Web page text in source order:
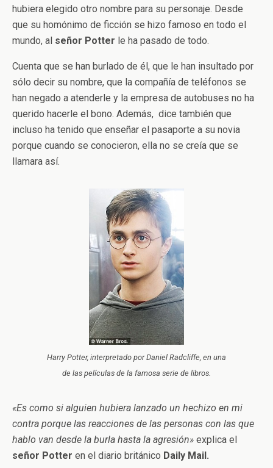
hubiera elegido otro nombre para su personaje. Desde
que su homónimo de ficción se hizo famoso en todo el
mundo, al señor Potter le ha pasado de todo.
Cuenta que se han burlado de él, que le han insultado por
sólo decir su nombre, que la compañía de teléfonos se
han negado a atenderle y la empresa de autobuses no ha
querido hacerle el bono. Además, dice también que
incluso ha tenido que enseñar el pasaporte a su novia
porque cuando se conocieron, ella no se creía que se
llamara así.
Harry Potter, interpretado por Daniel Radcliffe, en una
de las películas de la famosa serie de libros.
«Es como si alguien hubiera lanzado un hechizo en mi
contra porque las reacciones de las personas con las que
hablo van desde la burla hasta la agresión» explica el
señor Potter en el diario británico Daily Mail.